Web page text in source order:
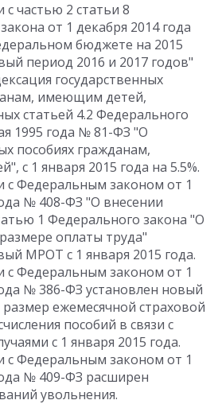
с частью 2 статьи 8
от 1 декабря 2014 года
бюджете на 2015
период 2016 и 2017 годов"
государственных
имеющим детей,
статьей 4.2 Федерального
1995 года № 81-ФЗ "О
пособиях гражданам,
с 1 января 2015 года на 5.5%.
с Федеральным законом от 1
№ 408-ФЗ "О внесении
1 Федерального закона "О
оплаты труда"
МРОТ с 1 января 2015 года.
с Федеральным законом от 1
№ 386-ФЗ установлен новый
ежемесячной страховой
пособий в связи с
с 1 января 2015 года.
с Федеральным законом от 1
№ 409-ФЗ расширен
увольнения.